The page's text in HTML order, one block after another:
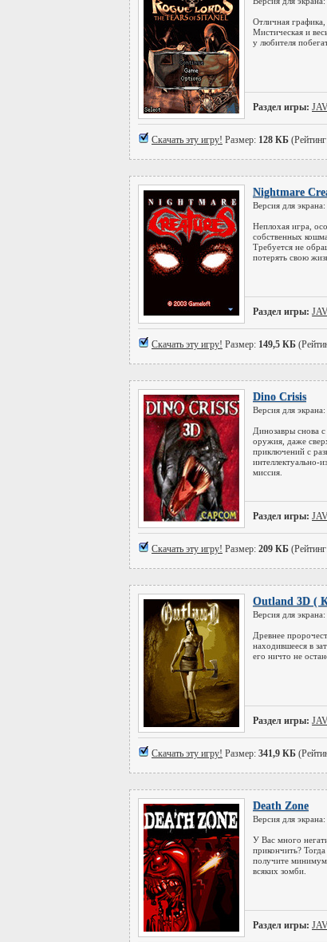
Отличная
Мистическая и
у любителя
Раздел игры:
Скачать эту игру! Размер: 128 КБ
Nightmare
Версия для экрана:
Неплохая игра,
собственных
Требуется не
потерять свою
Раздел игры:
Скачать эту игру! Размер: 149,5 КБ
Dino Crisis
Версия для экрана:
Динозавры снова
оружия, даже
приключений с
интеллектуально-
миссия.
Раздел игры:
Скачать эту игру! Размер: 209 КБ
Outland 3D (
Версия для экрана:
Древнее
находившееся в
его ничто не
Раздел игры:
Скачать эту игру! Размер: 341,9 КБ
Death Zone
Версия для экрана:
У Вас много
прикончить?
получите
всяких зомби.
Раздел игры: